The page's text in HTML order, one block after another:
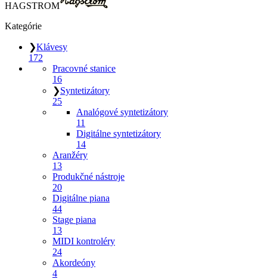
HAGSTROM
Kategórie
❯Klávesy
172
Pracovné stanice
16
❯Syntetizátory
25
Analógové syntetizátory
11
Digitálne syntetizátory
14
Aranžéry
13
Produkčné nástroje
20
Digitálne piana
44
Stage piana
13
MIDI kontroléry
24
Akordeóny
4